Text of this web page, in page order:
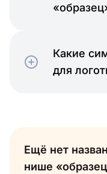
Какие
для
Ещё нет
нише